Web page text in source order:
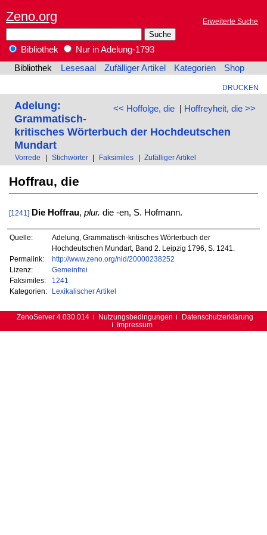
Zeno.org Erweiterte Suche
Bibliothek
Nur in Adelung-1793
Bibliothek
Lesesaal Zufälliger Artikel Kategorien Shop
DRUCKEN
<< Hoffolge, die| Hoffreyheit, die >>
Adelung:
Grammatisch-
kritisches Wörterbuch der Hochdeutschen
Mundart
Vorrede Stichwörter Faksimiles Zufälliger Artikel
Hoffrau, die
[1241] Die Hoffrau, plur. die -en, S. Hofmann.
Quelle:
Adelung, Grammatisch-kritisches Wörterbuch der
Hochdeutschen Mundart, Band 2. Leipzig 1796, S. 1241.
Permalink:
http://www.zeno.org/nid/20000238252
Lizenz:
Gemeinfrei
Faksimiles:
1241
Kategorien:
Lexikalischer Artikel
ZenoServer 4.030.014 Nutzungsbedingungen
Datenschutzerklärung
Impressum